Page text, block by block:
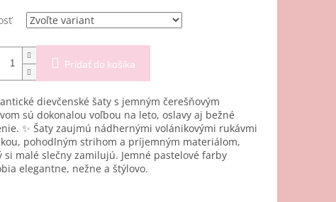
Pridať do košíka
dievčenské šaty s jemným čerešňovým
sú dokonalou voľbou na leto, oslavy aj bežné
✨ Šaty zaujmú nádhernými volánikovými rukávmi
pohodlným strihom a príjemným materiálom,
si malé slečny zamilujú. Jemné pastelové farby
elegantne, nežne a štýlovo.